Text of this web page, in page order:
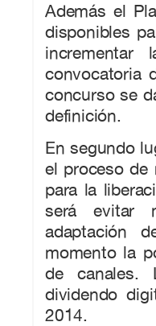
Además el
disponibles
convocatoria
concurso se
definición.
En segundo
el proceso de
para la
será evitar
adaptación
momento la
de canales.
dividendo
2014.